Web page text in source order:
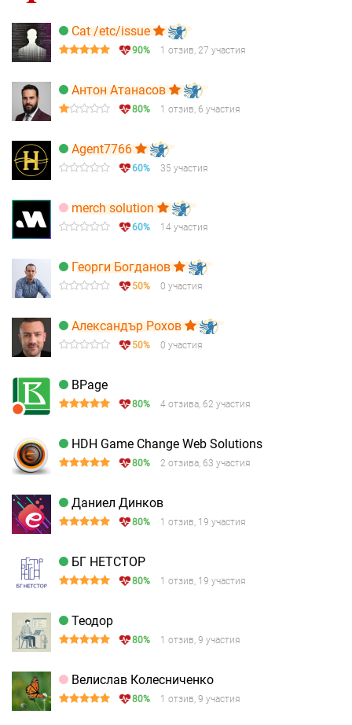
Cat /etc/issue
90% 1 отзив, 27 участия
Антон Атанасов
80% 1 отзив, 6 участия
Agent7766
60% 35 участия
merch solution
60% 14 участия
Георги Богданов
50% 0 участия
Александър Рохов
50% 0 участия
BPage
80% 4 отзива, 62 участия
HDH Game Change Web Solutions
80% 2 отзива, 63 участия
Даниел Динков
80% 1 отзив, 19 участия
БГ НЕТСТОР
80% 1 отзив, 19 участия
Теодор
80% 1 отзив, 9 участия
Велислав Колесниченко
80% 1 отзив, 9 участия